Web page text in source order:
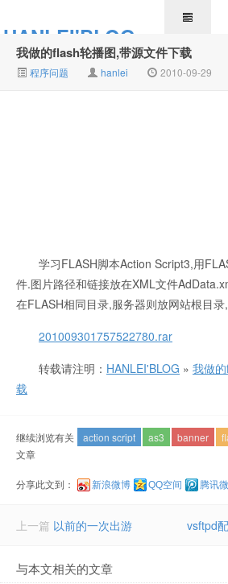
HANLEI'BLOG
我做的flash轮播图,带源文件下载
程序问题 hanlei 2010-09-29
学习FLASH脚本Action Script3,用
件.图片路径和链接放在XML文件
在FLASH相同目录,服务器则放网站根目
201009301757522780.rar
转载请注明： HANLEI'BLOG » 我做
载
继续浏览有关 action script as3 banner
文章
分享此文到： 新浪微博 QQ空间 腾讯
上一篇 以前的一次出游 vsftpd
与本文相关的文章